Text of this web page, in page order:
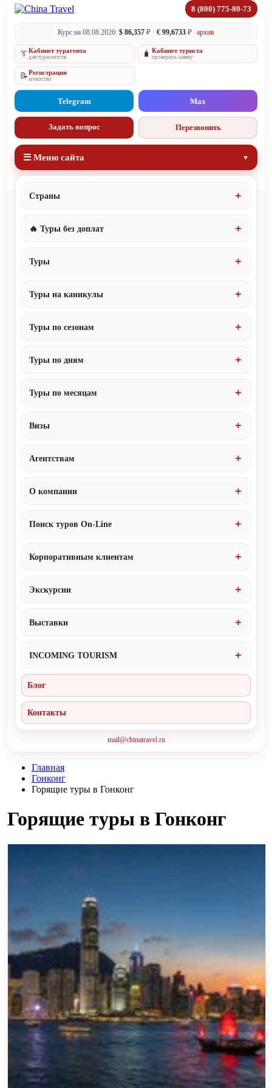
8 (800) 775-80-73
Курс на 08.08.2026: $ 86,357 ₽ · € 99,6733 ₽ архив
👔Кабинет турагента
для турагентств 🧳 Кабинет туриста
проверить заявку
📝Регистрация
агентство
Telegram Max
Задать вопрос Перезвонить
☰ Меню сайта
Страны
🔥 Туры без доплат
Туры
Туры на каникулы
Туры по сезонам
Туры по дням
Туры по месяцам
Визы
Агентствам
О компании
Поиск туров On-Line
Корпоративным клиентам
Экскурсии
Выставки
INCOMING TOURISM
Блог
Контакты
mail@chinatravel.ru
Главная
Гонконг
Горящие туры в Гонконг
Горящие туры в Гонконг